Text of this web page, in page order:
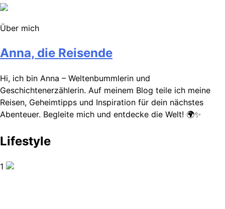
Über mich
Anna, die Reisende
Hi, ich bin Anna – Weltenbummlerin und
Geschichtenerzählerin. Auf meinem Blog teile ich meine
Reisen, Geheimtipps und Inspiration für dein nächstes
Abenteuer. Begleite mich und entdecke die Welt! 🌍✨
Lifestyle
1